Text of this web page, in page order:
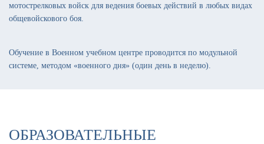
мотострелковых войск для ведения боевых действий в любых видах
общевойскового боя.
Обучение в Военном учебном центре проводится по модульной
системе, методом «военного дня» (один день в неделю).
ОБРАЗОВАТЕЛЬНЫЕ